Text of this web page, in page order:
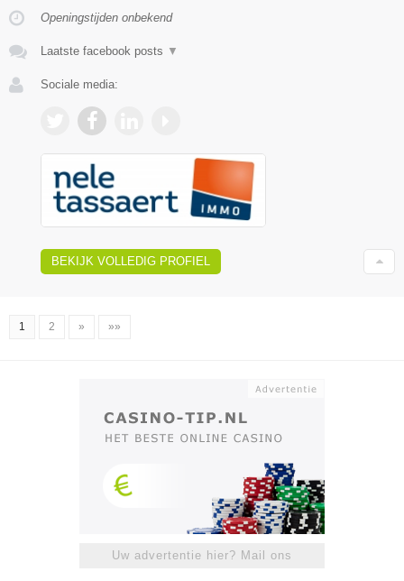
Openingstijden onbekend
Laatste facebook posts ▼
Sociale media:
BEKIJK VOLLEDIG PROFIEL
1 2 » »»
Uw advertentie hier? Mail ons